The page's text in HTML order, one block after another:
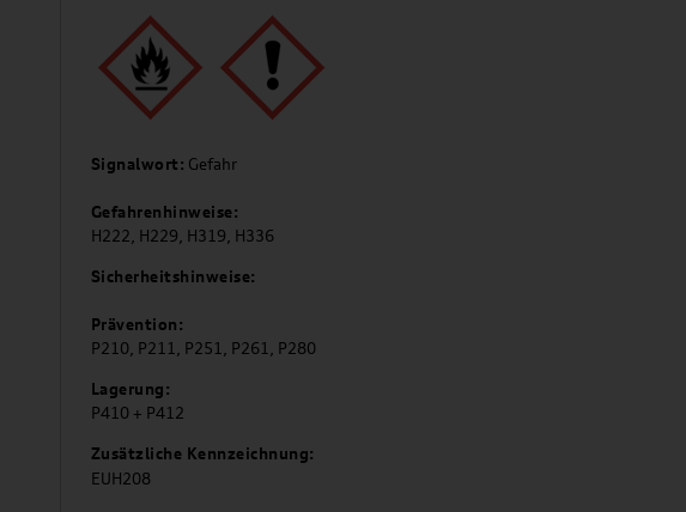
Signalwort: Gefahr
Gefahrenhinweise:
H222, H229, H319, H336
Sicherheitshinweise:
Prävention:
P210, P211, P251, P261, P280
Lagerung:
P410 + P412
Zusätzliche Kennzeichnung:
EUH208